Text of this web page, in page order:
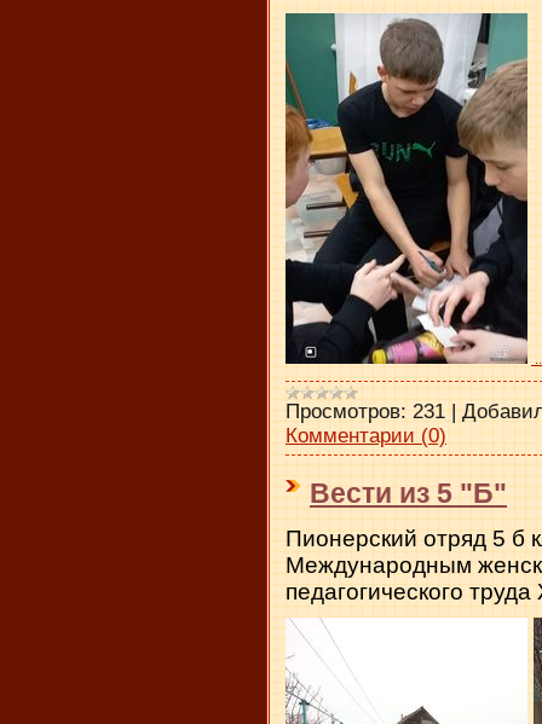
Просмотров: 231
Комментарии (0)
Вести из 5 "Б"
Пионерский отряд 5 б
Международным
педагогического